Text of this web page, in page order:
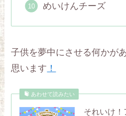
めいけんチーズ
子供を夢中にさせる何かが
思います ！
あわせて読みたい
それいけ